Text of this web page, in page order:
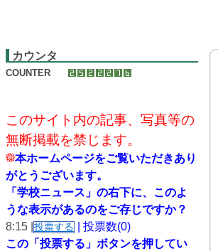
カウンタ
COUNTER
このサイト内の記事、写真等の
無断掲載を禁じます。
本ホームページをご覧いただきあり
がとうございます。
「学校ニュース」の右下に、このよ
うな表示があるのをご存じですか？
8:15 | 投票する
| 投票数(0)
この「投票する」ボタンを押してい